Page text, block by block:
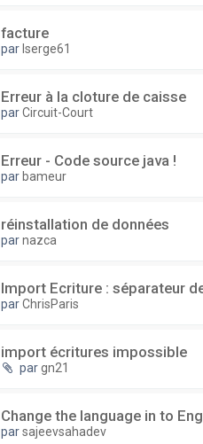
facture
par lserge61
Erreur à la cloture de caisse
parCircuit-Court
Erreur - Code source java !
par bameur
réinstallation de données
parnazca
Import Ecriture : séparateur
parChrisParis
import écritures impossible
pargn21
Change the language in to
parsajeevsahadev